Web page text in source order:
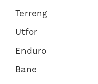
Terreng
Utfor
Enduro
Bane